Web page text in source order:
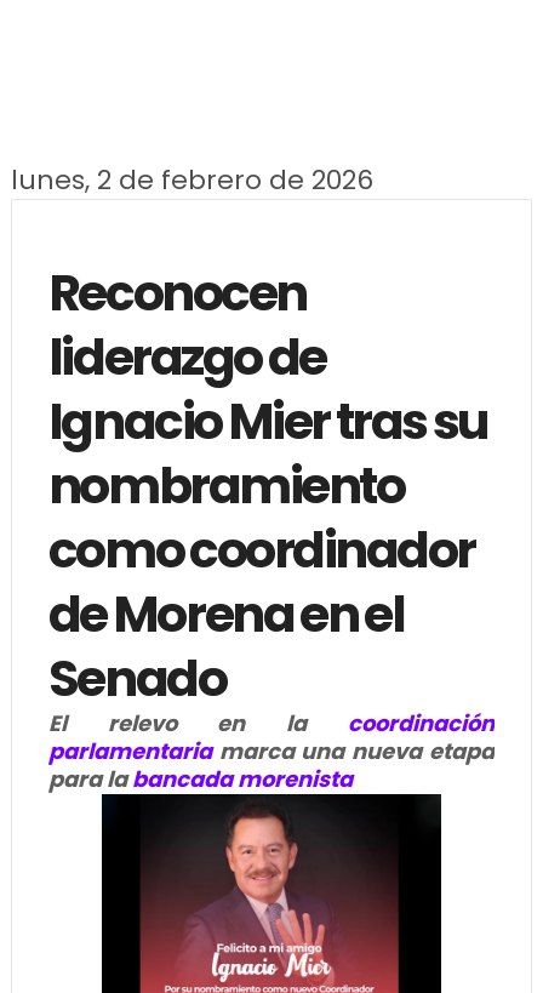
lunes, 2 de febrero de 2026
Reconocen
liderazgo de
Ignacio Mier tras su
nombramiento
como coordinador
de Morena en el
Senado
El relevo en la coordinación
parlamentariamarca una nueva etapa
para labancada morenista